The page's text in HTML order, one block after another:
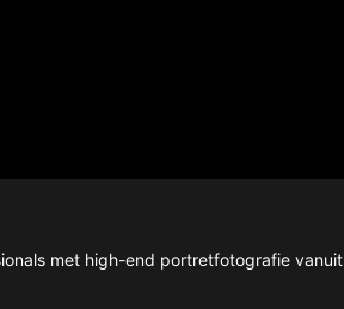
met high-end portretfotografie vanuit